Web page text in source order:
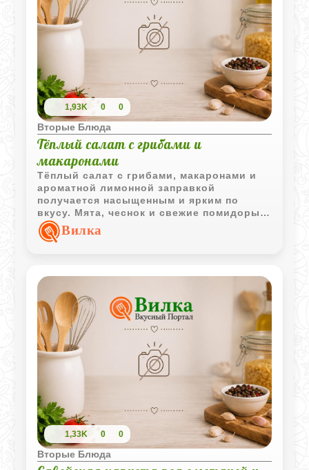
1,93K 0 0
Вторые Блюда
Тёплый салат с грибами и
макаронами
Тёплый салат с грибами, макаронами и
ароматной лимонной заправкой
получается насыщенным и ярким по
вкусу. Мята, чеснок и свежие помидоры
делают блюдо особенно выразительным.
Вилка
1,33K 0 0
Вторые Блюда